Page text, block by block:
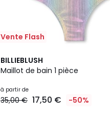
Vente Flash
BILLIEBLUSH
Maillot de bain 1 pièce
à partir de
35,00 € 17,50 € -50%